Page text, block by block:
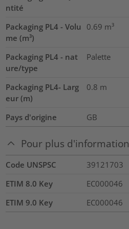
ntité
Packaging PL4 - Volu
me (m³)
0.69 m³
Packaging PL4 - nat
ure/type
Palette
Packaging PL4- Larg
eur (m)
0.8 m
Pays d'origine GB
Pour plus d'information
Code UNSPSC
39121703
ETIM 8.0 Key
EC000046
ETIM 9.0 Key
EC000046